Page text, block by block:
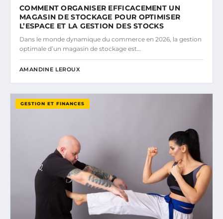
COMMENT ORGANISER EFFICACEMENT UN
MAGASIN DE STOCKAGE POUR OPTIMISER
L’ESPACE ET LA GESTION DES STOCKS
Dans le monde dynamique du commerce en 2026, la gestion
optimale d’un magasin de stockage est…
AMANDINE LEROUX
GESTION ET FINANCES